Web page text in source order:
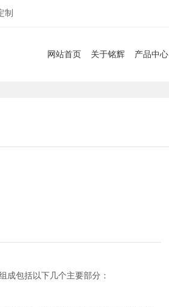
制
网站首页 关于铭辉 产品中心
包括以下几个主要部分：